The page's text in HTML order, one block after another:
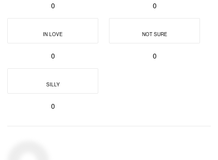
0 0
IN LOVE
0
NOT SURE
0
SILLY
0